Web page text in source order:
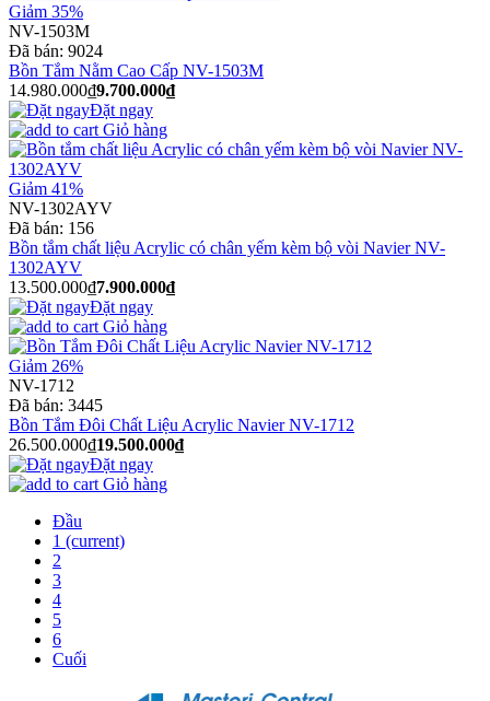
Giảm 35%
NV-1503M
Đã bán: 9024
Bồn Tắm Nằm Cao Cấp NV-1503M
14.980.000₫9.700.000₫
Đặt ngay
Giỏ hàng
Giảm 41%
NV-1302AYV
Đã bán: 156
Bồn tắm chất liệu Acrylic có chân yếm kèm bộ vòi Navier NV-
1302AYV
13.500.000₫7.900.000₫
Đặt ngay
Giỏ hàng
Giảm 26%
NV-1712
Đã bán: 3445
Bồn Tắm Đôi Chất Liệu Acrylic Navier NV-1712
26.500.000₫19.500.000₫
Đặt ngay
Giỏ hàng
Đầu
1 (current)
2
3
4
5
6
Cuối